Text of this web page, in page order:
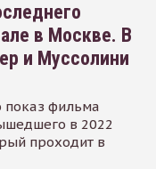
в Москве. В
и Муссолини
показ фильма
в 2022
проходит в